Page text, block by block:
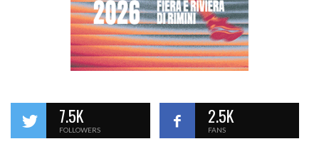
7.5K
FOLLOWERS
2.5K
FANS